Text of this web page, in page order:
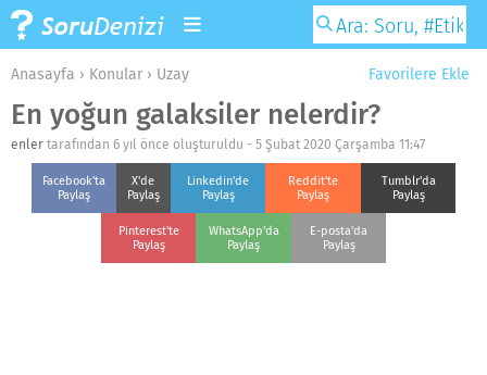
Favorilere Ekle
Anasayfa › Konular › Uzay
En yoğun galaksiler nelerdir?
enler tarafından 6 yıl önce oluşturuldu - 5 Şubat 2020 Çarşamba 11:47
Facebook'ta
Paylaş
X'de
Paylaş
Linkedin'de
Paylaş
Reddit'te
Paylaş
Tumblr'da
Paylaş
Pinterest'te
Paylaş
WhatsApp'da
Paylaş
E-posta'da
Paylaş